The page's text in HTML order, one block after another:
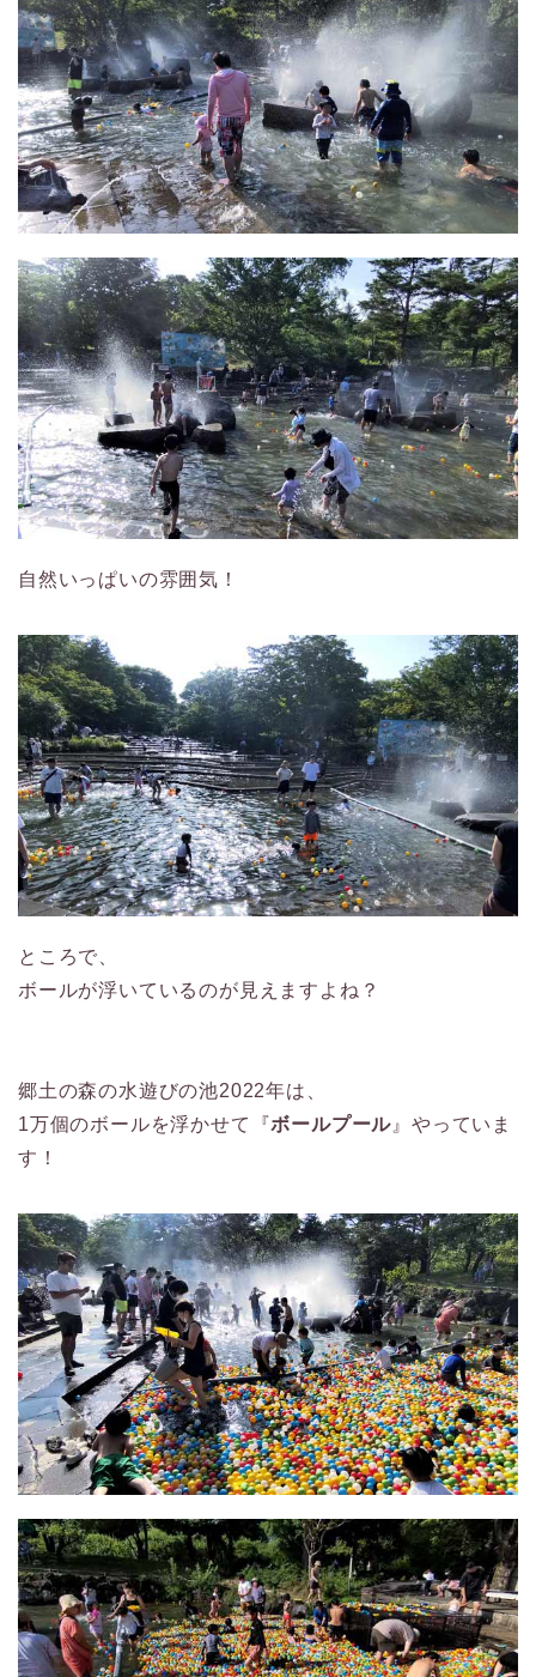
自然いっぱいの雰囲気！
ところで、
ボールが浮いているのが見えますよね？
郷土の森の水遊びの池2022年は、
1万個のボールを浮かせて『ボールプール 』やっていま
す！